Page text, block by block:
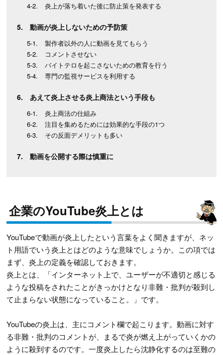
炎上が落ち着いた後に防止策を発表する
動画が炎上しないための予防策
製作者以外の人に動画を見てもらう
コメントさせない
バイトテロを起こさないための教育を行う
専門の監視サービスを利用する
あえて炎上させる炎上商法という手段も
炎上商法の仕組み
注目を集めるためには効果的な手段の1つ
その反面デメリットも多い
動画を公開する際は慎重に
企業のYouTube炎上とは
YouTubeで動画が炎上したという言葉をよく聞きますが、ネッ
ト用語でいう炎上とはどのような意味でしょうか。この項では
まず、炎上の定義を確認しておきます。
炎上とは、「インターネット上で、ユーザーが不適切と感じる
ような投稿をされたことがきっかけとなり非難・批判が殺到し
て止まらない状態になっていること。」です。
YouTubeの炎上は、主にコメント欄で起こります。動画に対す
る非難・批判のコメントが、まるで炎が燃え上がっていくかの
ように殺到するのです。一度炎上したら沈静化するのは至難の